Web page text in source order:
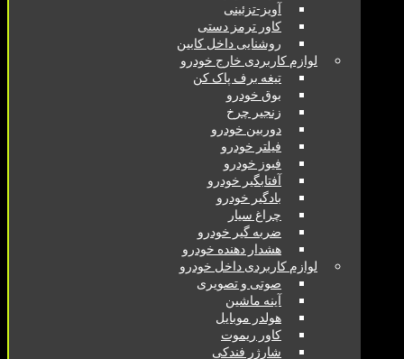
آویز-تزئینی
کاور ترمز دستی
روشنایی داخل کابین
لوازم کاربردی خارج خودرو
تیغه برف پاک کن
بوق خودرو
زنجیر چرخ
دوربین خودرو
فیلتر خودرو
فیوز خودرو
آفتابگیر خودرو
بادگیر خودرو
چراغ سیار
ضربه گیر خودرو
هشدار دهنده خودرو
لوازم کاربردی داخل خودرو
صوتی و تصویری
آینه ماشین
هولدر موبایل
کاور ریموت
شارژر فندکی